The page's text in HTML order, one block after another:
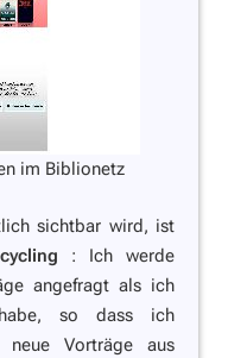
im Biblionetz
sichtbar wird, ist
: Ich werde
angefragt als ich
so dass ich
neue Vorträge aus